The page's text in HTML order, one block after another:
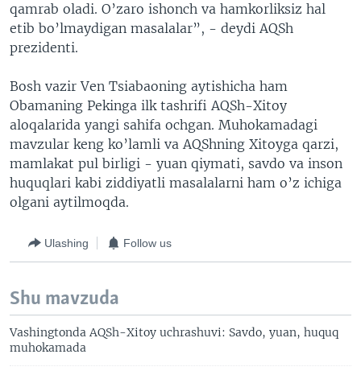
qamrab oladi. O’zaro ishonch va hamkorliksiz hal
etib bo’lmaydigan masalalar”, - deydi AQSh
prezidenti.
Bosh vazir Ven Tsiabaoning aytishicha ham
Obamaning Pekinga ilk tashrifi AQSh-Xitoy
aloqalarida yangi sahifa ochgan. Muhokamadagi
mavzular keng ko’lamli va AQShning Xitoyga qarzi,
mamlakat pul birligi - yuan qiymati, savdo va inson
huquqlari kabi ziddiyatli masalalarni ham o’z ichiga
olgani aytilmoqda.
Ulashing Follow us
Shu mavzuda
Vashingtonda AQSh-Xitoy uchrashuvi: Savdo, yuan, huquq
muhokamada